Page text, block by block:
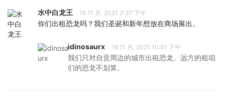
水中白龙王 16 11 月, 2021 3:37 下午
你们出租恐龙吗？我们圣诞和新年想放在商场展出。
idinosaurx 16 11 月, 2021 10:01 下午
我们只对自贡周边的城市出租恐龙。远方的租咱
们的恐龙不划算。